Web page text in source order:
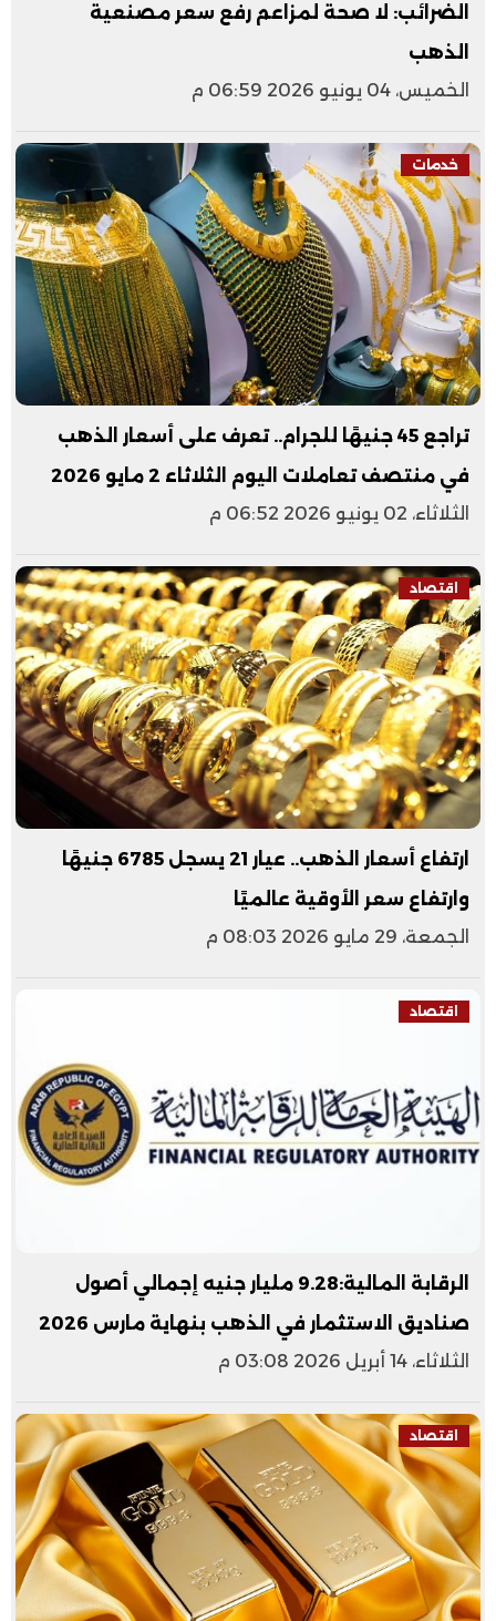
الضرائب: لا صحة لمزاعم رفع سعر مصنعية
الذهب
الخميس، 04 يونيو 2026 06:59 م
خدمات
تراجع 45 جنيهًا للجرام.. تعرف على أسعار الذهب
في منتصف تعاملات اليوم الثلاثاء 2 مايو 2026
الثلاثاء، 02 يونيو 2026 06:52 م
اقتصاد
ارتفاع أسعار الذهب.. عيار 21 يسجل 6785 جنيهًا
وارتفاع سعر الأوقية عالميًا
الجمعة، 29 مايو 2026 08:03 م
اقتصاد
الرقابة المالية:9.28 مليار جنيه إجمالي أصول
صناديق الاستثمار في الذهب بنهاية مارس 2026
الثلاثاء، 14 أبريل 2026 03:08 م
اقتصاد